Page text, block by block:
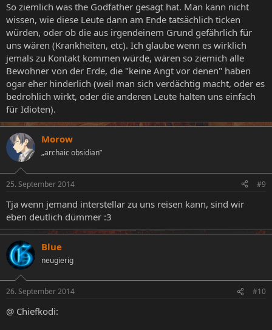
So ziemlich was the Godfather gesagt hat. Man kann nicht
wissen, wie diese Leute dann am Ende tatsächlich ticken
würden, oder ob die aus irgendeinem Grund gefährlich für
uns wären (Krankheiten, etc). Ich glaube wenn es wirklich
jemals zu Kontakt kommen würde, wären so ziemich alle
Bewohner von der Erde, die "keine Angt vor denen" haben
ogar eher hinderlich (weil man sich verdächtig macht, oder es
bedrohlich wirkt, oder die anderen Leute halten uns einfach
für Idioten).
Morow
„archaic obsidian”
25. September 2014 #9
Tja wenn jemand interstellar zu uns reisen kann, sind wir
eben deutlich dümmer :3
Blue
neugierig
26. September 2014 #10
@ Chiefkodi: